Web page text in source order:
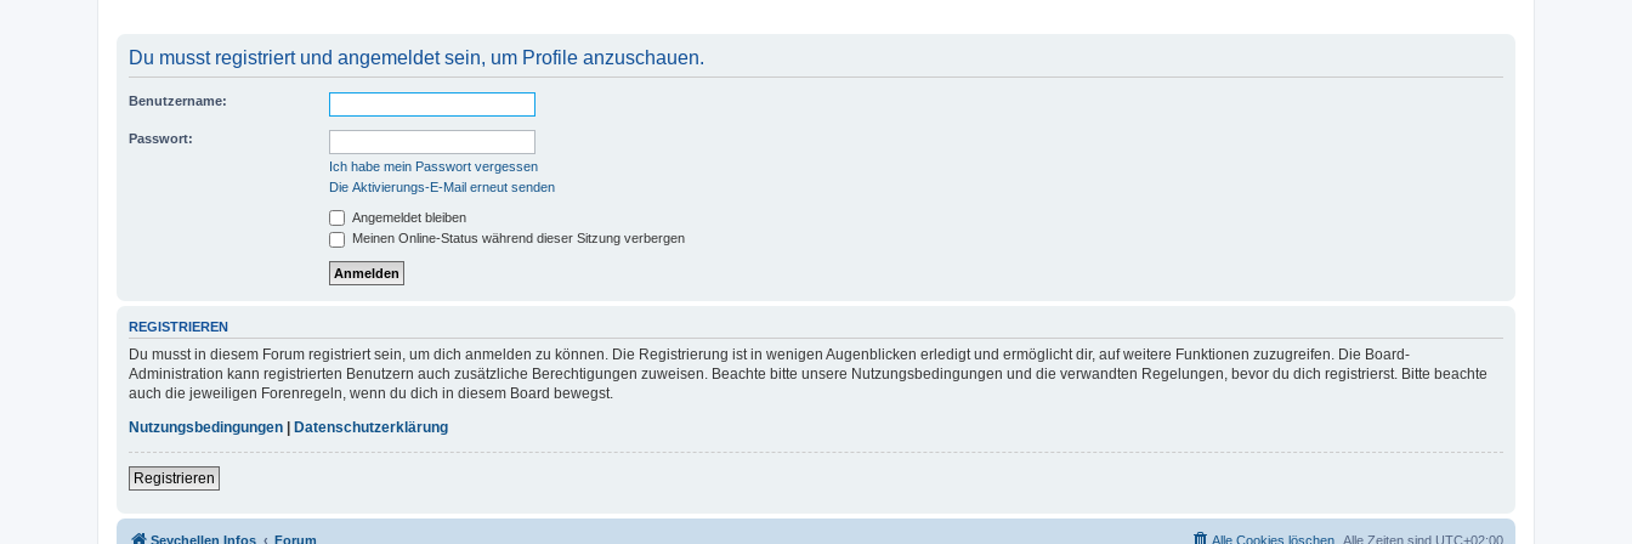
Du musst registriert und angemeldet sein, um Profile anzuschauen.
Benutzername:
Passwort:
Ich habe mein Passwort vergessen
Die Aktivierungs-E-Mail erneut senden
Angemeldet bleiben
Meinen Online-Status während dieser Sitzung verbergen
REGISTRIEREN
Du musst in diesem Forum registriert sein, um dich anmelden zu können. Die Registrierung ist in wenigen Augenblicken erledigt und ermöglicht dir, auf weitere Funktionen zuzugreifen. Die Board-
Administration kann registrierten Benutzern auch zusätzliche Berechtigungen zuweisen. Beachte bitte unsere Nutzungsbedingungen und die verwandten Regelungen, bevor du dich registrierst. Bitte beachte
auch die jeweiligen Forenregeln, wenn du dich in diesem Board bewegst.
Nutzungsbedingungen
Datenschutzerklärung
Registrieren
Seychellen Infos Forum Alle Zeiten sind UTC+02:00
Alle Cookies löschen